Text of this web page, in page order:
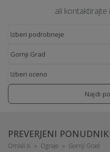
ali kontaktirajte
Najdi
PREVERJENI
Omisli.si Ograje Gornji Grad